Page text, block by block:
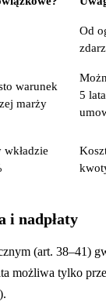
Od
warunek
marży
5
wkładzie
i nadpłaty
(art. 38–41)
możliwa tylko